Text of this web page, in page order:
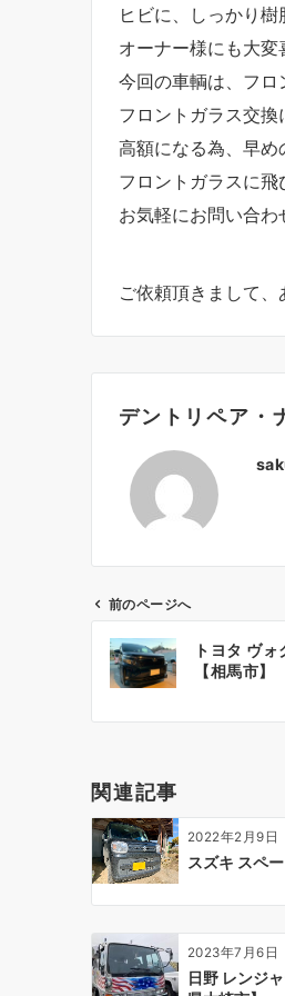
ヒビに、しっかり
オーナー様にも大変
今回の車輌は、フロ
フロントガラス交換
高額になる為、早め
フロントガラスに
お気軽にお問い合わ
ご依頼頂きまして、
デントリペア・
ビ
シ
ョ
ン
前のページへ
トヨタ ヴ
【相馬市】
関連記事
2022年2月9日
スズキ スペ
2023年7月6日
日野 レンジ